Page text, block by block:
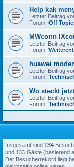
Help kak
Letzter Beitrag
Forum: Off Topic
MWconn
Letzter Beitrag
Forum:
huawei
Letzter Beitrag
Forum:
Wo steckt
Letzter Beitrag
Forum:
Insgesamt sind 134
und 133 Gäste (basierend
Der Besucherrekord liegt